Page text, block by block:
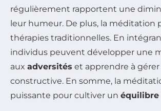
régulièrement rapportent une
leur humeur. De plus, la méditation
thérapies traditionnelles. En
individus peuvent développer une
aux adversités et apprendre à
constructive. En somme, la
puissante pour cultiver un équilibre